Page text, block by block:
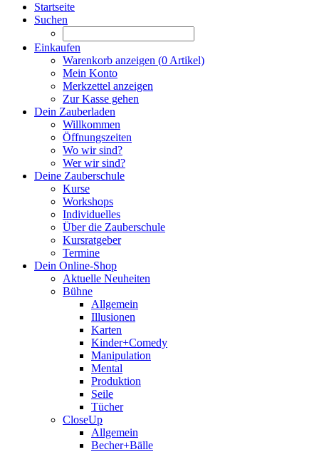
Startseite
Suchen
Einkaufen
Warenkorb anzeigen (0 Artikel)
Mein Konto
Merkzettel anzeigen
Zur Kasse gehen
Dein Zauberladen
Willkommen
Öffnungszeiten
Wo wir sind?
Wer wir sind?
Deine Zauberschule
Kurse
Workshops
Individuelles
Über die Zauberschule
Kursratgeber
Termine
Dein Online-Shop
Aktuelle Neuheiten
Bühne
Allgemein
Illusionen
Karten
Kinder+Comedy
Manipulation
Mental
Produktion
Seile
Tücher
CloseUp
Allgemein
Becher+Bälle